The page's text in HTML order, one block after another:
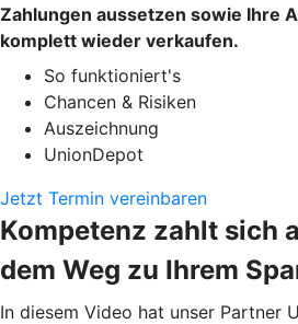
Zahlungen aussetzen sowie Ihre
komplett wieder verkaufen.
So funktioniert's
Chancen & Risiken
Auszeichnung
UnionDepot
Jetzt Termin vereinbaren
Kompetenz zahlt sich
dem Weg zu Ihrem
In diesem Video hat unser Partner